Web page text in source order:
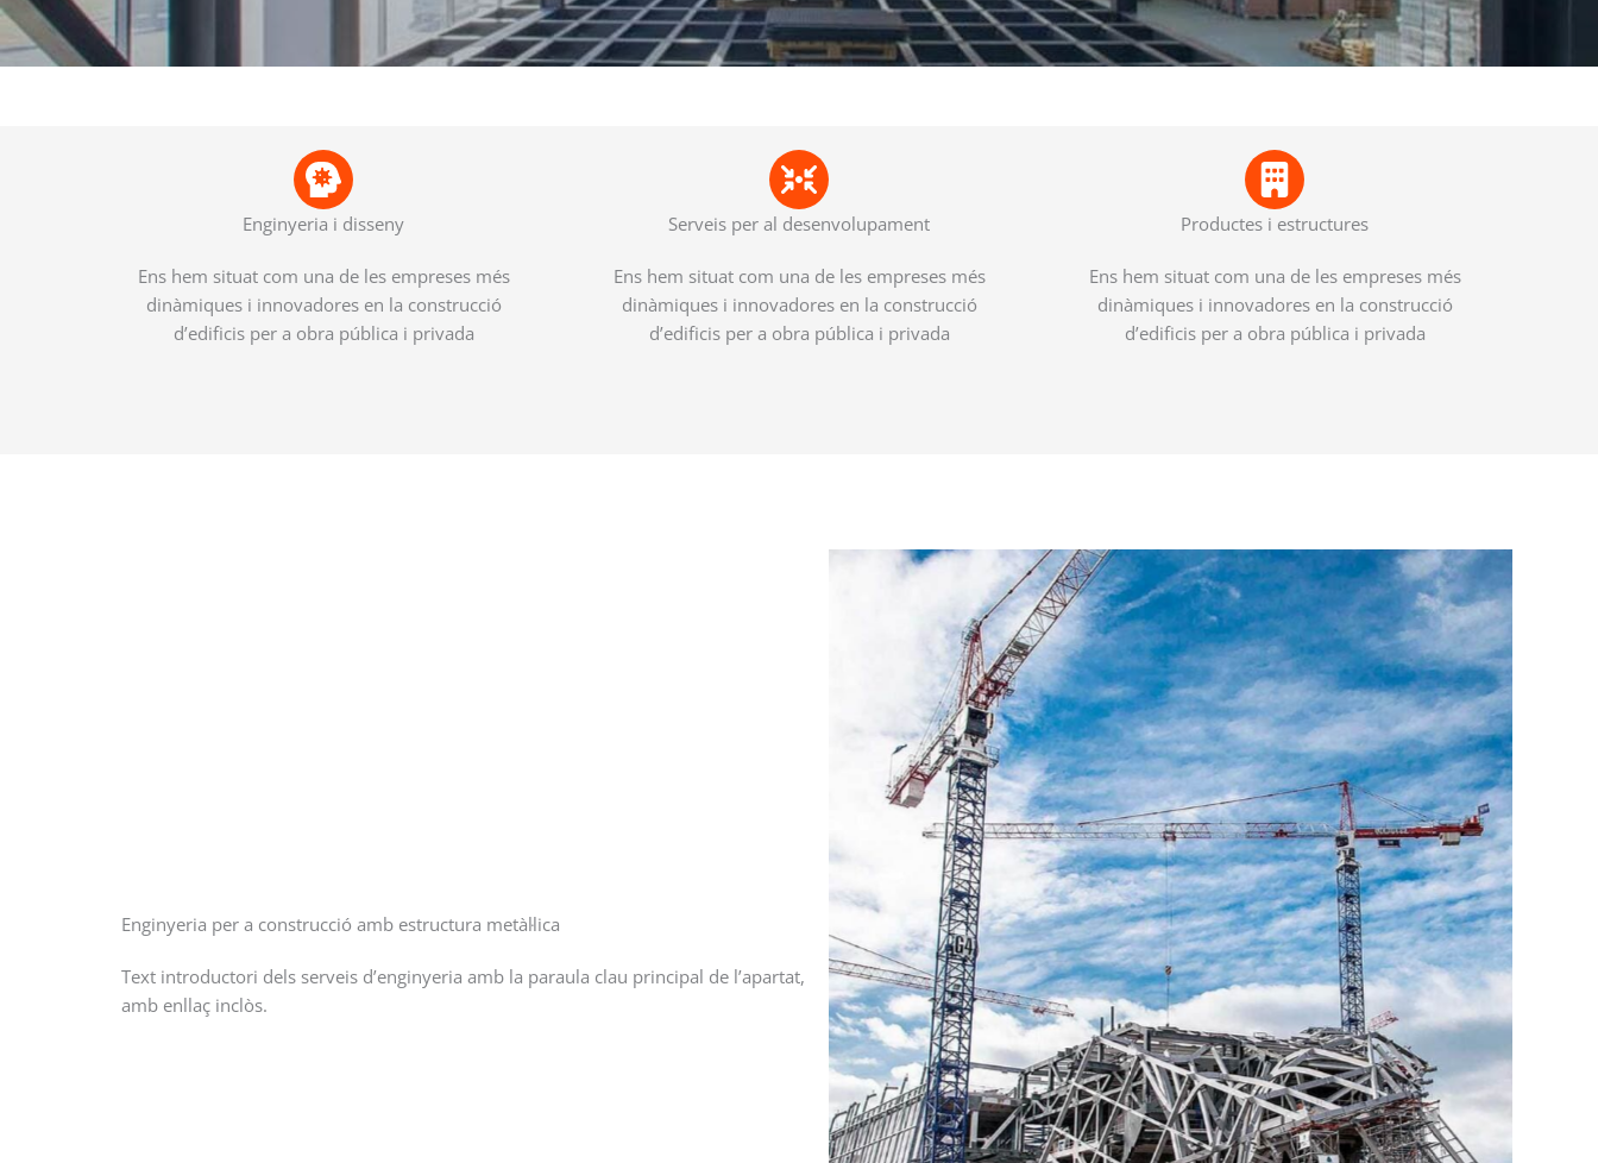
Enginyeria i disseny
Ens hem situat com una de les empreses més
dinàmiques i innovadores en la construcció
d’edificis per a obra pública i privada
Serveis per al desenvolupament
Ens hem situat com una de les empreses més
dinàmiques i innovadores en la construcció
d’edificis per a obra pública i privada
Productes i estructures
Ens hem situat com una de les empreses més
dinàmiques i innovadores en la construcció
d’edificis per a obra pública i privada
Enginyeria per a construcció amb estructura metàl·lica
Text introductori dels serveis d’enginyeria amb la paraula clau principal de l’apartat,
amb enllaç inclòs.